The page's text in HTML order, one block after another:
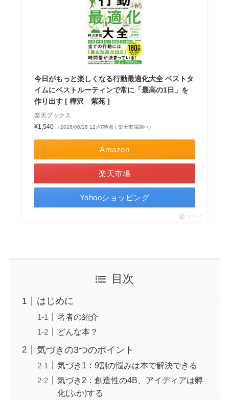
今日がもっと楽しくなる行動最適化大全 ベストタ
イムにベストルーティンで常に「最高の1日」を
作り出す [ 樺沢 紫苑 ]
楽天ブックス
¥1,540
（2026/06/26 12:47時点 | 楽天市場調べ）
Amazon
楽天市場
Yahooショッピング
ポチップ
目次
はじめに
著者の紹介
どんな本？
気づきの3つのポイント
気づき1：9割の悩みは本で解決できる
気づき2：創造性の4B、アイディアは孵
化(ふか)する